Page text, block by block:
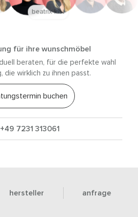
für ihre wunschmöbel
beraten, für die perfekte wahl
die wirklich zu ihnen passt.
buchen
+49 7231 313061
anna trautz
hersteller anfrage